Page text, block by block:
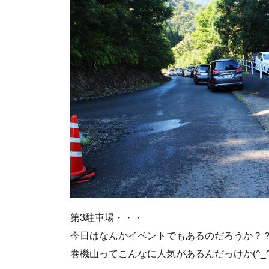
第3駐車場・・・
今日はなんかイベントでもあるのだろうか？
巻機山ってこんなに人気があるんだっけか